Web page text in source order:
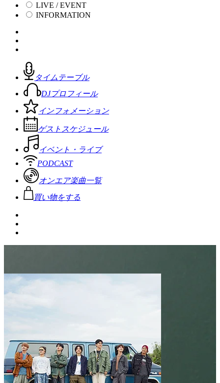
LIVE / EVENT
INFORMATION
タイムテーブル
DJプロフィール
インフォメーション
ゲストスケジュール
イベント・ライブ
PODCAST
オンエア楽曲一覧
買い物をする